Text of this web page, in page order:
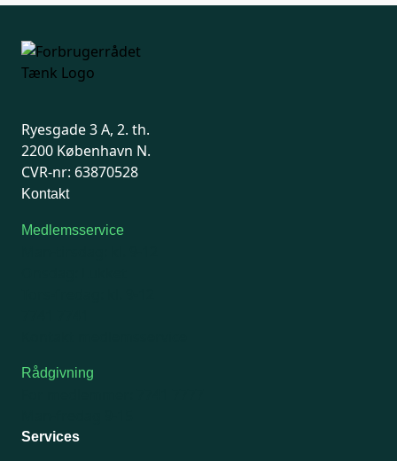
Ryesgade 3 A, 2. th.
2200 København N.
CVR-nr: 63870528
Kontakt
Medlemsservice
Rådgivning
Services